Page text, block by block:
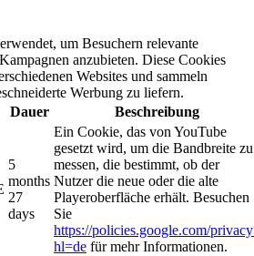
um Besuchern relevante
anzubieten. Diese Cookies
Websites und sammeln
Werbung zu liefern.
Dauer Beschreibung
5
months
27
days
Ein Cookie, das von YouTube
gesetzt wird, um die Bandbreite zu
messen, die bestimmt, ob der
Nutzer die neue oder die alte
Playeroberfläche erhält. Besuchen
Sie
https://policies.google.com/
hl=de für mehr Informationen.